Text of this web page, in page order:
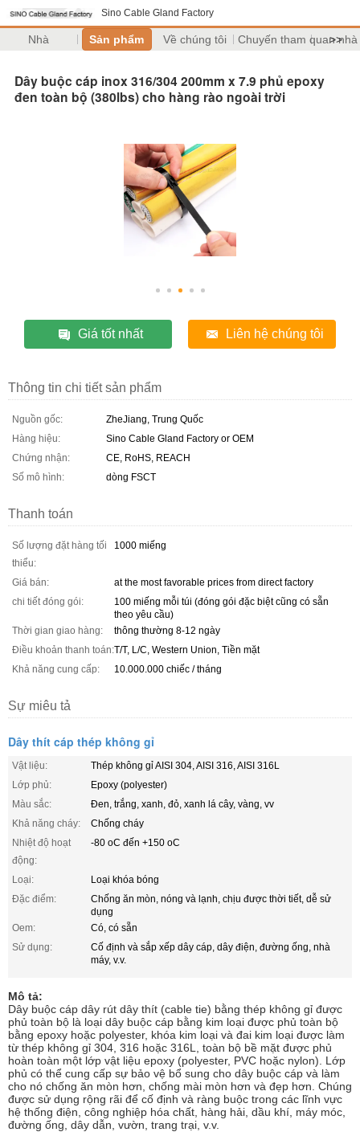
Sino Cable Gland Factory
Nhà Sản phẩm Về chúng tôi Chuyến tham quan nhà
>>
Dây buộc cáp inox 316/304 200mm x 7.9 phủ epoxy
đen toàn bộ (380lbs) cho hàng rào ngoài trời
Giá tốt nhất Liên hệ chúng tôi
Thông tin chi tiết sản phẩm
Nguồn gốc:
ZheJiang, Trung Quốc
Hàng hiệu:
Sino Cable Gland Factory or OEM
Chứng nhận:
CE, RoHS, REACH
Số mô hình:
dòng FSCT
Thanh toán
Số lượng đặt hàng tối
thiểu:
1000 miếng
Giá bán:
at the most favorable prices from direct factory
chi tiết đóng gói:
100 miếng mỗi túi (đóng gói đặc biệt cũng có sẵn
theo yêu cầu)
Thời gian giao hàng:
thông thường 8-12 ngày
Điều khoản thanh toán:T/T, L/C, Western Union, Tiền mặt
Khả năng cung cấp:
10.000.000 chiếc / tháng
Sự miêu tả
Dây thít cáp thép không gỉ
Vật liệu:
Thép không gỉ AISI 304, AISI 316, AISI 316L
Lớp phủ:
Epoxy (polyester)
Màu sắc:
Đen, trắng, xanh, đỏ, xanh lá cây, vàng, vv
Khả năng cháy:
Chống cháy
Nhiệt độ hoạt
động:
-80 oC đến +150 oC
Loại:
Loại khóa bóng
Đặc điểm:
Chống ăn mòn, nóng và lạnh, chịu được thời tiết, dễ sử
dụng
Oem:
Có, có sẵn
Sử dụng:
Cố định và sắp xếp dây cáp, dây điện, đường ống, nhà
máy, v.v.
Mô tả:
Dây buộc cáp dây rút dây thít (cable tie) bằng thép không gỉ được
phủ toàn bộ là loại dây buộc cáp bằng kim loại được phủ toàn bộ
bằng epoxy hoặc polyester, khóa kim loại và đai kim loại được làm
từ thép không gỉ 304, 316 hoặc 316L, toàn bộ bề mặt được phủ
hoàn toàn một lớp vật liệu epoxy (polyester, PVC hoặc nylon). Lớp
phủ có thể cung cấp sự bảo vệ bổ sung cho dây buộc cáp và làm
cho nó chống ăn mòn hơn, chống mài mòn hơn và đẹp hơn. Chúng
được sử dụng rộng rãi để cố định và ràng buộc trong các lĩnh vực
hệ thống điện, công nghiệp hóa chất, hàng hải, dầu khí, máy móc,
đường ống, dây dẫn, vườn, trang trại, v.v.